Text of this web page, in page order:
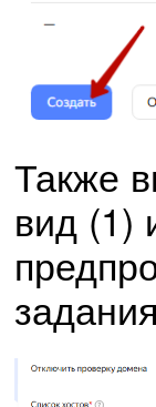
Также
вид (1)